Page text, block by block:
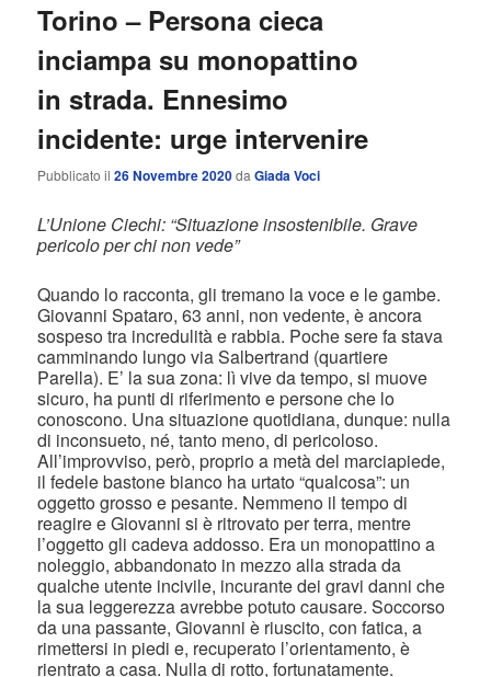
Torino – Persona cieca
inciampa su monopattino
in strada. Ennesimo
incidente: urge intervenire
Pubblicato il26 Novembre 2020daGiada Voci
L’Unione Ciechi: “Situazione insostenibile. Grave
pericolo per chi non vede”
Quando lo racconta, gli tremano la voce e le gambe.
Giovanni Spataro, 63 anni, non vedente, è ancora
sospeso tra incredulità e rabbia. Poche sere fa stava
camminando lungo via Salbertrand (quartiere
Parella). E’ la sua zona: lì vive da tempo, si muove
sicuro, ha punti di riferimento e persone che lo
conoscono. Una situazione quotidiana, dunque: nulla
di inconsueto, né, tanto meno, di pericoloso.
All’improvviso, però, proprio a metà del marciapiede,
il fedele bastone bianco ha urtato “qualcosa”: un
oggetto grosso e pesante. Nemmeno il tempo di
reagire e Giovanni si è ritrovato per terra, mentre
l’oggetto gli cadeva addosso. Era un monopattino a
noleggio, abbandonato in mezzo alla strada da
qualche utente incivile, incurante dei gravi danni che
la sua leggerezza avrebbe potuto causare. Soccorso
da una passante, Giovanni è riuscito, con fatica, a
rimettersi in piedi e, recuperato l’orientamento, è
rientrato a casa. Nulla di rotto, fortunatamente.